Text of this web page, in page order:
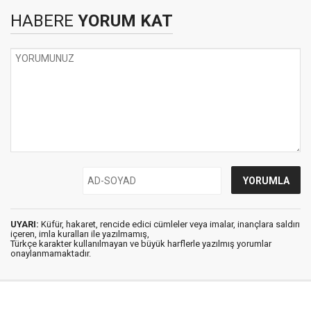
HABERE YORUM KAT
UYARI: Küfür, hakaret, rencide edici cümleler veya imalar, inançlara saldırı
içeren, imla kuralları ile yazılmamış,
Türkçe karakter kullanılmayan ve büyük harflerle yazılmış yorumlar
onaylanmamaktadır.